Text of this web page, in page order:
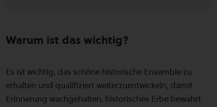
Warum ist das wichtig?
Es ist wichtig, das schöne historische Ensemble zu
erhalten und qualifiziert weiterzuentwickeln, damit
Erinnerung wachgehalten, historisches Erbe bewahrt